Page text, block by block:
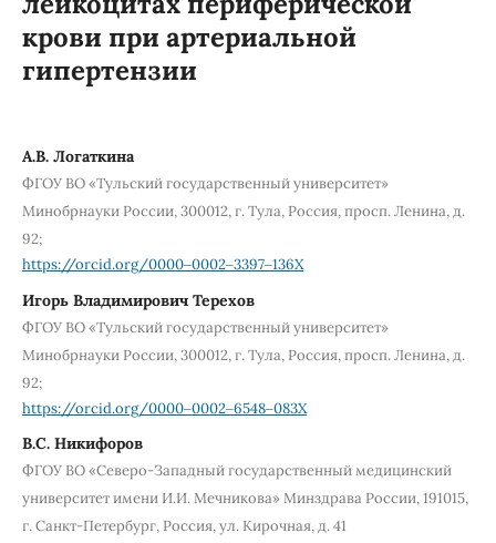
крови при артериальной
гипертензии
А.В. Логаткина
ФГОУ ВО «Тульский государственный университет»
Минобрнауки России, 300012, г. Тула, Россия, просп. Ленина, д.
92;
https://orcid.org/0000‒0002‒3397‒136X
Игорь Владимирович Терехов
ФГОУ ВО «Тульский государственный университет»
Минобрнауки России, 300012, г. Тула, Россия, просп. Ленина, д.
92;
https://orcid.org/0000‒0002‒6548‒083X
В.С. Никифоров
ФГОУ ВО «Северо-Западный государственный медицинский
университет имени И.И. Мечникова» Минздрава России, 191015,
г. Санкт-Петербург, Россия, ул. Кирочная, д. 41